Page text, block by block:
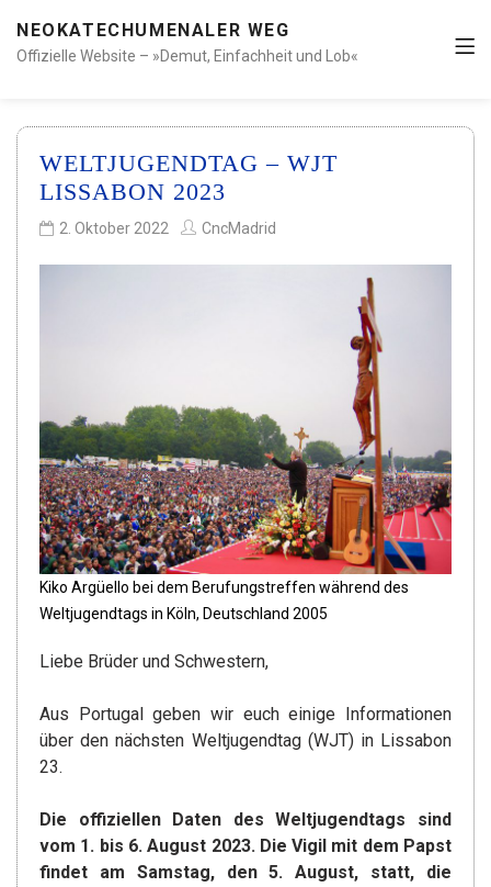
NEOKATECHUMENALER WEG
Offizielle Website – »Demut, Einfachheit und Lob«
WELTJUGENDTAG – WJT
LISSABON 2023
2. Oktober 2022 CncMadrid
Kiko Argüello bei dem Berufungstreffen während des
Weltjugendtags in Köln, Deutschland 2005
Liebe Brüder und Schwestern,
Aus Portugal geben wir euch einige Informationen
über den nächsten Weltjugendtag (WJT) in Lissabon
23.
Die offiziellen Daten des Weltjugendtags sind
vom 1. bis 6. August 2023. Die Vigil mit dem Papst
findet am Samstag, den 5. August, statt, die